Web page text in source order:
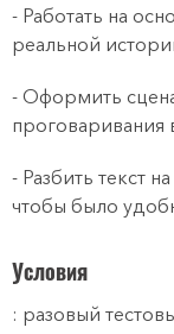
- Работать на
реальной
- Оформить
проговаривания
- Разбить текст
чтобы было
Условия
: разовый